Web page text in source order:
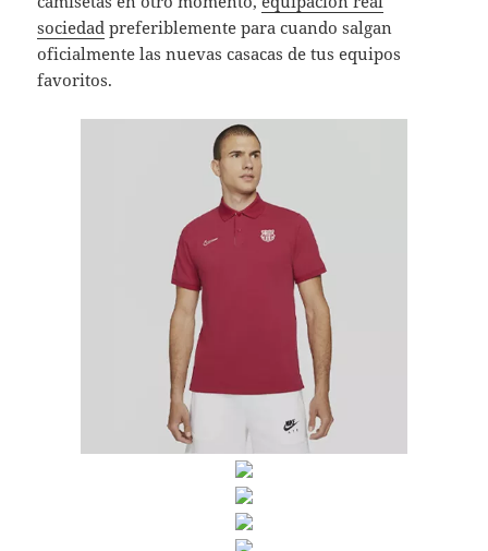
sociedad preferiblemente para cuando salgan
oficialmente las nuevas casacas de tus equipos
favoritos.